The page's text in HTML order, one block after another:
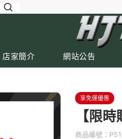
店家簡介 網站公告
享免運優惠
【限
商品編號：